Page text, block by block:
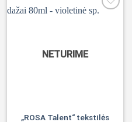
NETURIME
„ROSA Talent“ tekstilės